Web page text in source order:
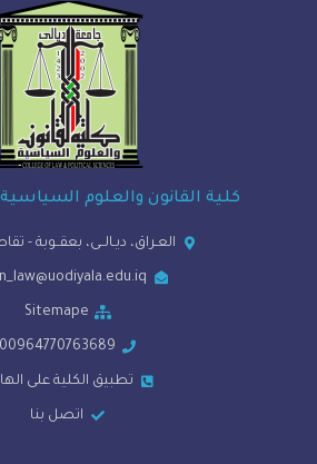
القانون والعلوم السياسية | جامعة ديالى
العـراق، ديـالــى، بعقــوبة - تقاطع القدس
admin_law@uodiyala.edu.iq
00964770763689
تطبيق الكلية على الهاتف